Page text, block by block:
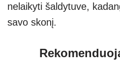
nelaikyti šaldytuve,
savo skonį.